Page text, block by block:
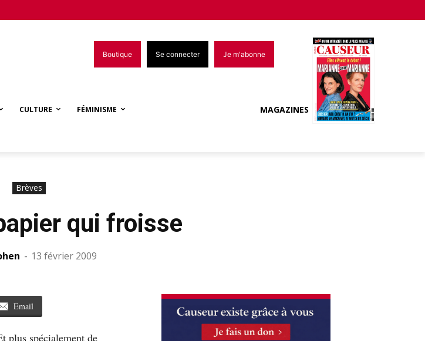
Boutique Se connecter Je m'abonne
CULTURE FÉMINISME MAGAZINES
Brèves
qui froisse
- 13 février 2009
Email
plus spécialement de